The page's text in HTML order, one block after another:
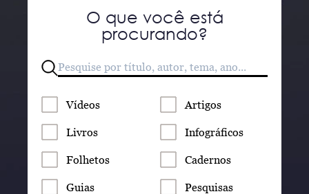
O que você está
procurando?
Vídeos Artigos
Livros Infográficos
Folhetos Cadernos
Guias Pesquisas